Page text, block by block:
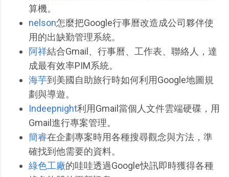
算機。
nelson怎麼把Google行事曆改造成公司夥伴使
用的出缺勤管理系統。
阿祥結合Gmail、行事曆、工作表、聯絡人，達
成最有效率PIM系統。
海芋到美國自助旅行時如何利用Google地圖規
劃與導遊。
Indeepnight利用Gmail當個人文件雲端硬碟，用
Gmail進行專案管理。
簡睿在企劃專案時用各種搜尋觀念與方法，準
確找到他需要的資料。
綠色工廠的哇哇透過Google快訊即時獲得各種